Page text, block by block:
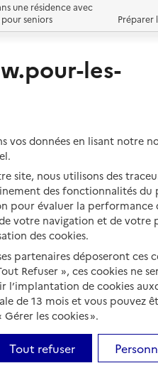
une résidence avec
seniors
accueil familial
Préparer
Aides
Fin de vie
Portail
et de
et
leurs
les-
vos données en lisant notre
site, nous utilisons des
des fonctionnalités du
pour évaluer la performance
votre navigation et de votre
des cookies.
partenaires déposeront ces
Refuser », ces cookies ne
l’implantation de cookies
de 13 mois et vous pouvez
les cookies ».
Tout refuser